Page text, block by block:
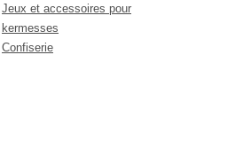
Jeux et accessoires pour
kermesses
Confiserie